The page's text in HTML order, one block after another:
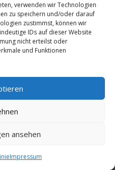
verwenden wir Technologien
zu speichern und/oder darauf
zustimmst, können wir
IDs auf dieser Website
nicht erteilst oder
und Funktionen
ansehen
Impressum
Februar 15, 2025
Februar 16, 2025